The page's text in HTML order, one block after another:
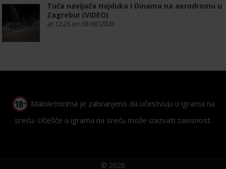
Tuča navijača Hajduka i Dinama na aerodromu u
Zagrebu! (VIDEO)
at 12:25 on 08/08/2026
Maloletnicima je zabranjeno da učestvuju u igrama na
sreću. Učešće u igrama na sreću može izazvati zavisnost.
© 2026